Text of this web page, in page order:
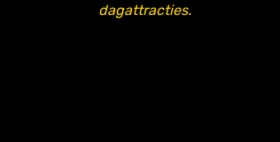
dagattracties.